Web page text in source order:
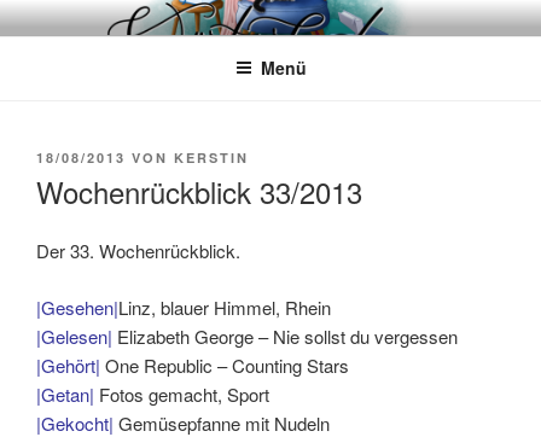
Zum
InhaltWÖRTERKATZE
Von Büchern erzählen
Menü
VERÖFFENTLICHT
18/08/2013 VON KERSTIN
Wochenrückblick 33/2013
Der 33. Wochenrückblick.
|Gesehen|Linz, blauer Himmel, Rhein
|Gelesen| Elizabeth George – Nie sollst du vergessen
|Gehört| One Republic – Counting Stars
|Getan| Fotos gemacht, Sport
|Gekocht| Gemüsepfanne mit Nudeln